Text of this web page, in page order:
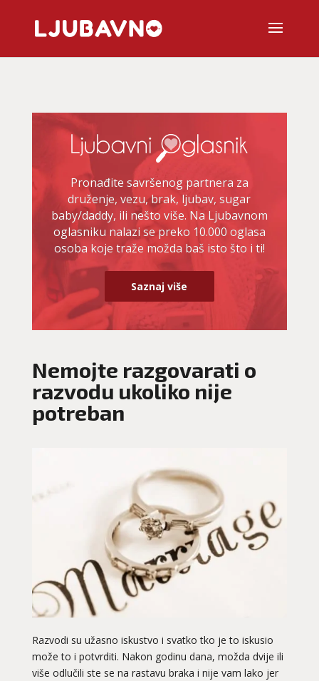
Pronađite savršenog partnera za
druženje, vezu, brak, ljubav, sugar
baby/daddy, ili nešto više. Na Ljubavnom
oglasniku nalazi se preko 10.000 oglasa
osoba koje traže možda baš isto što i ti!
Saznaj više
Nemojte razgovarati o
razvodu ukoliko nije
potreban
Razvodi su užasno iskustvo i svatko tko je to iskusio
može to i potvrditi. Nakon godinu dana, možda dvije ili
više odlučili ste se na rastavu braka i nije vam lako jer